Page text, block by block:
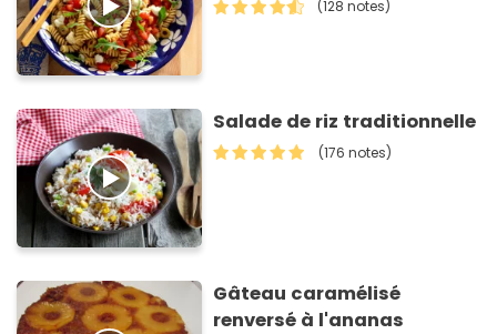
(128 notes)
Salade de riz traditionnelle
(176 notes)
Gâteau caramélisé
renversé à l'ananas